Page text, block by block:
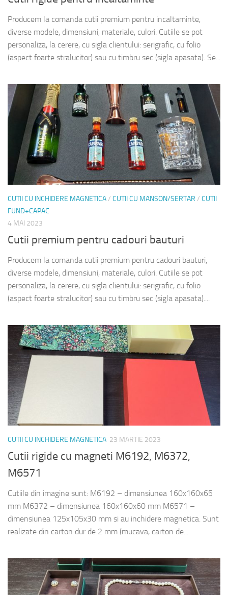
Producem la comanda cutii premium pentru incaltaminte,
diverse modele, dimensiuni, materiale, culori. Cutiile se pot
personaliza, la cerere, cu sigla clientului: serigrafic, cu folio
(aspect foarte stralucitor) sau cu timbru sec (sigla apasata). Se...
CUTII CU INCHIDERE MAGNETICA/ CUTII CU MANSON/SERTAR / CUTII
FUND+CAPAC
4 MAI 2023
Cutii premium pentru cadouri bauturi
Producem la comanda cutii premium pentru cadouri bauturi,
diverse modele, dimensiuni, materiale, culori. Cutiile se pot
personaliza, la cerere, cu sigla clientului: serigrafic, cu folio
(aspect foarte stralucitor) sau cu timbru sec (sigla apasata)....
CUTII CU INCHIDERE MAGNETICA 23 MARTIE 2023
Cutii rigide cu magneti M6192, M6372,
M6571
Cutiile din imagine sunt: M6192 – dimensiunea 160x160x65
mm M6372 – dimensiunea 160x160x60 mm M6571 –
dimensiunea 125x105x30 mm si au inchidere magnetica. Sunt
realizate din carton dur de 2 mm (mucava, carton de...